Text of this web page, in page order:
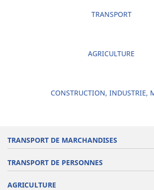
TRANSPORT
AGRICULTURE
CONSTRUCTION, INDUSTRIE,
TRANSPORT DE MARCHANDISES
TRANSPORT DE PERSONNES
AGRICULTURE